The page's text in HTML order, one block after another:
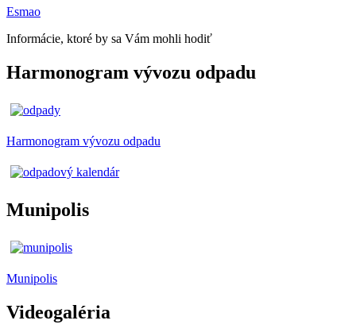
Esmao
Informácie, ktoré by sa Vám mohli hodiť
Harmonogram vývozu odpadu
Harmonogram vývozu odpadu
Munipolis
Munipolis
Videogaléria